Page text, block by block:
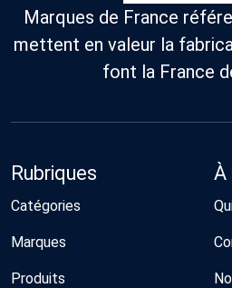
Marques de France
mettent en valeur la
font la France
Rubriques
Catégories
Marques
Produits
À